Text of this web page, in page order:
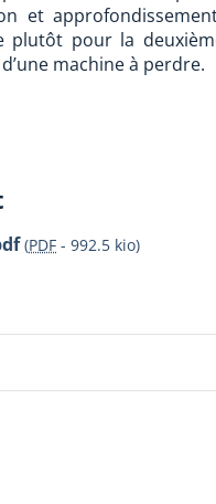
et
plutôt pour la
machine à perdre.
(PDF - 992.5 kio)